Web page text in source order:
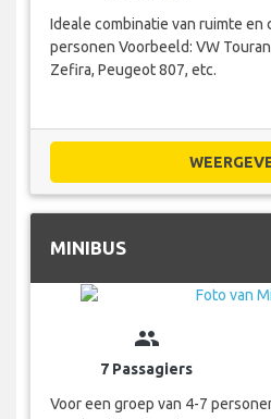
Ideale combinatie van ruimte en
personen Voorbeeld: VW
Zefira, Peugeot 807, etc.
MINIBUS
group
7 Passagiers
Voor een groep van 4-7